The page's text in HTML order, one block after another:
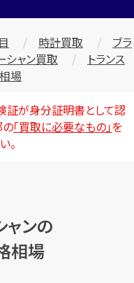
時計買取
ブラ
シャン買取
トランス
場
証が身分証明書として認
の「買取に必要なもの」を
。
ャンの
相場